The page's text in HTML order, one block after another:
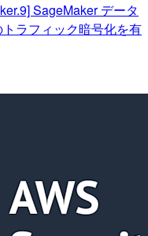
SageMaker データ
ラフィック暗号化を有